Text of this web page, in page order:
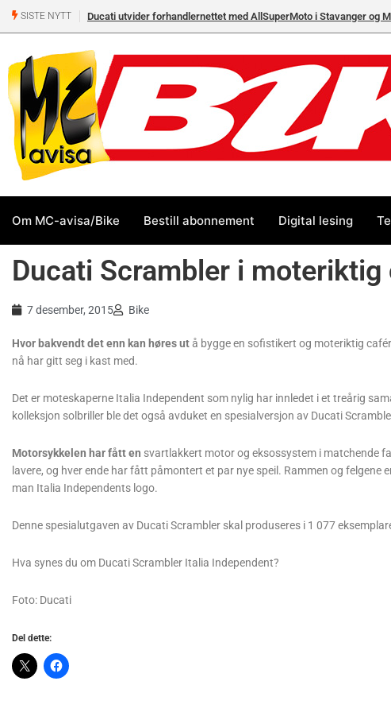
SISTE NYTT Ducati utvider forhandlernettet med AllSuperMoto i Stavanger og
Om MC-avisa/Bike Bestill abonnement Digital lesing
Ducati Scrambler i moteriktig
7 desember, 2015 Bike
Hvor bakvendt det enn kan høres utå bygge en sofistikert og moteriktig
nå har gitt seg i kast med.
Det er moteskaperne Italia Independent som nylig har innledet i et treårig
kolleksjon solbriller ble det også avduket en spesialversjon av Ducati
Motorsykkelen har fått en svartlakkert motor og eksossystem i matchende
lavere, og hver ende har fått påmontert et par nye speil. Rammen og felgene
man Italia Independents logo.
Denne spesialutgaven av Ducati Scrambler skal produseres i 1 077
Hva synes du om Ducati Scrambler Italia Independent?
Foto: Ducati
Del dette: